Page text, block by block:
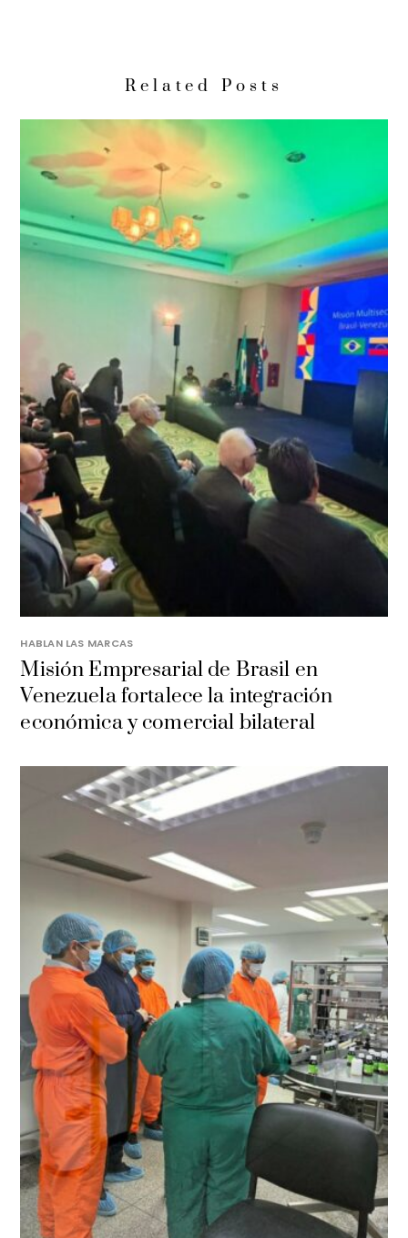
Related Posts
HABLAN LAS MARCAS
Misión Empresarial de Brasil en
Venezuela fortalece la integración
económica y comercial bilateral